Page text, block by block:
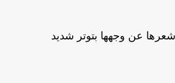
عن وجهها بتوتر شديد